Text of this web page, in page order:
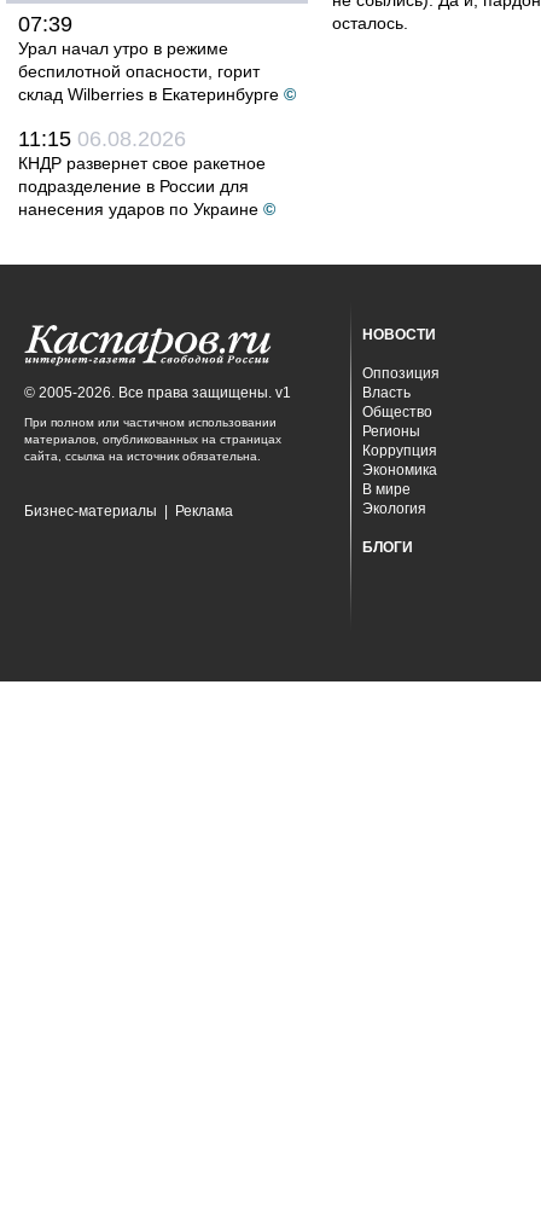
07:39
Урал начал утро в режиме
беспилотной опасности, горит
склад Wilberries в Екатеринбурге ©
11:15 06.08.2026
КНДР развернет свое ракетное
подразделение в России для
нанесения ударов по Украине ©
осталось.
© 2005-2026. Все права защищены. v1
При полном или частичном использовании
материалов, опубликованных на страницах
сайта, ссылка на источник обязательна.
Бизнес-материалы Реклама
НОВОСТИ
Оппозиция
Власть
Общество
Регионы
Коррупция
Экономика
В мире
Экология
БЛОГИ